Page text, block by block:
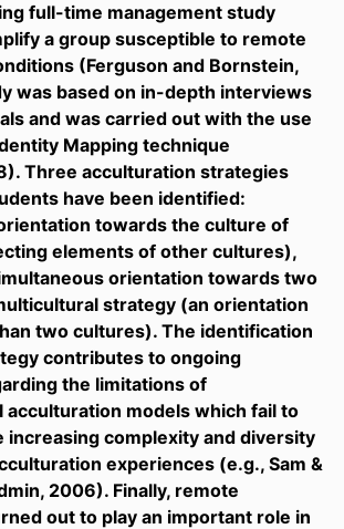
full-time management study
a group susceptible to remote
(Ferguson and Bornstein,
was based on in-depth interviews
and was carried out with the use
Mapping technique
Three acculturation strategies
have been identified:
towards the culture of
elements of other cultures),
orientation towards two
strategy (an orientation
two cultures). The identification
contributes to ongoing
the limitations of
acculturation models which fail to
increasing complexity and diversity
experiences (e.g., Sam &
2006). Finally, remote
out to play an important role in